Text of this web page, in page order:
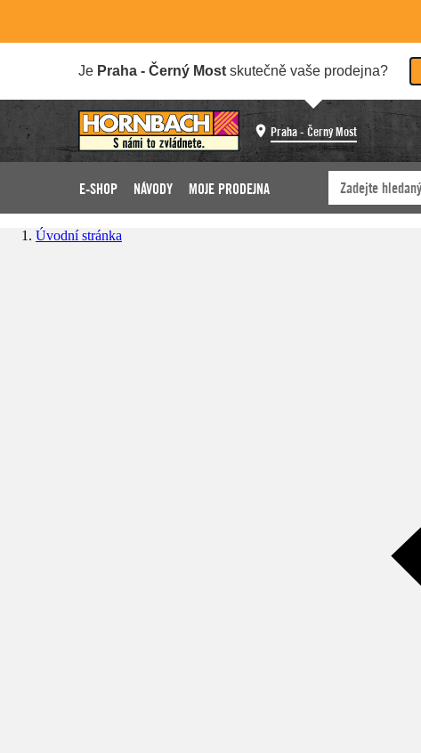
Je Praha - Černý Most skutečně vaše prodejna?
Praha - Černý Most
E-SHOP NÁVODY MOJE PRODEJNA
Úvodní stránka